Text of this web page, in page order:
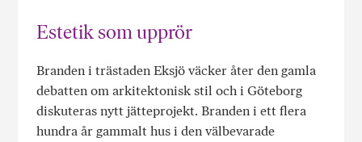
Estetik som upprör
Branden i trästaden Eksjö väcker åter den gamla
debatten om arkitektonisk stil och i Göteborg
diskuteras nytt jätteprojekt. Branden i ett flera
hundra år gammalt hus i den välbevarade